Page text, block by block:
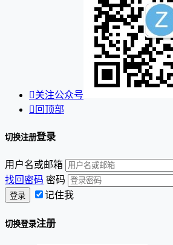
关注公众号
 回顶部
切换注册登录
用户名或邮箱
找回密码 密码
记住我
切换登录注册